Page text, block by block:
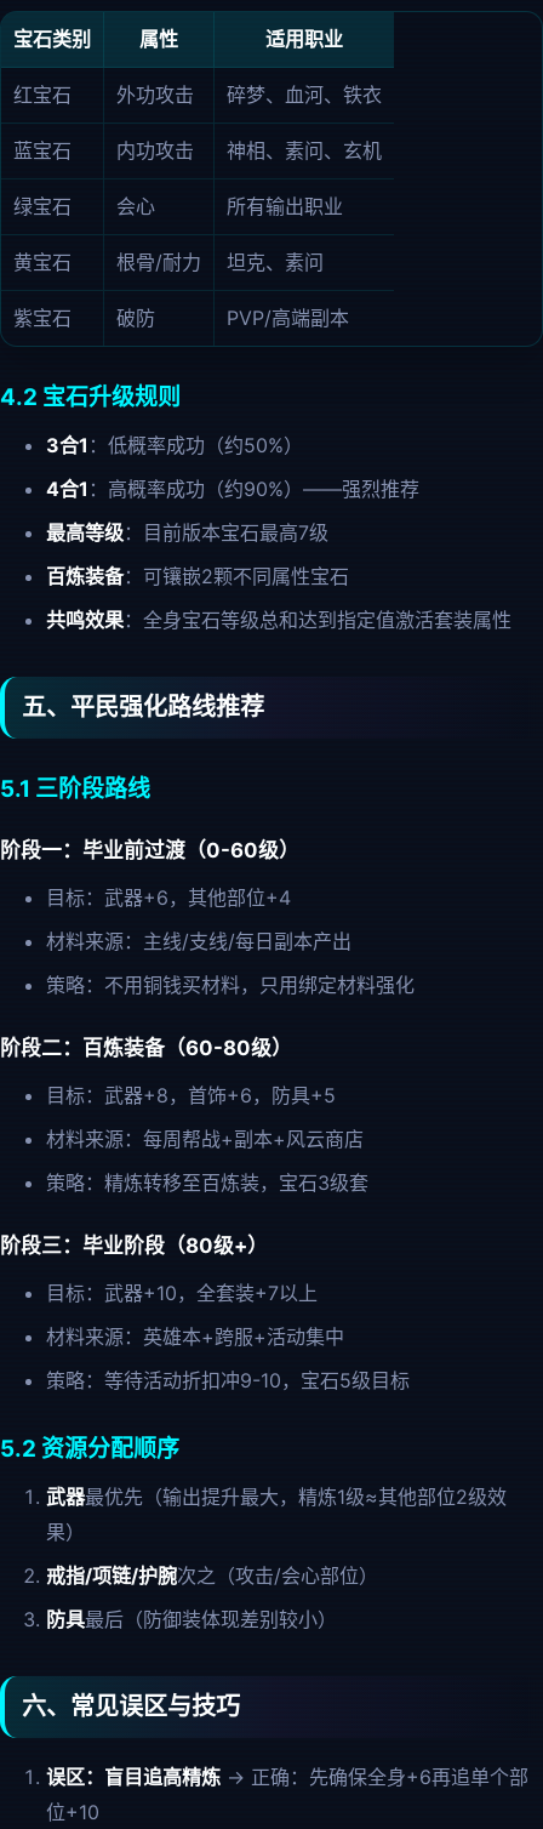
宝石类别 属性 适用职业
红宝石 外功攻击 碎梦、血河、铁衣
蓝宝石 内功攻击 神相、素问、玄机
绿宝石 会心 所有输出职业
黄宝石 根骨/耐力 坦克、素问
紫宝石 破防 PVP/高端副本
4.2 宝石升级规则
3合1 ：低概率成功（约50%）
4合1 ：高概率成功（约90%）——强烈推荐
最高等级：目前版本宝石最高7级
百炼装备：可镶嵌2颗不同属性宝石
共鸣效果：全身宝石等级总和达到指定值激活套装属性
五、平民强化路线推荐
5.1 三阶段路线
阶段一：毕业前过渡（0-60级）
目标：武器+6，其他部位+4
材料来源：主线/支线/每日副本产出
策略：不用铜钱买材料，只用绑定材料强化
阶段二：百炼装备（60-80级）
目标：武器+8，首饰+6，防具+5
材料来源：每周帮战+副本+风云商店
策略：精炼转移至百炼装，宝石3级套
阶段三：毕业阶段（80级+）
目标：武器+10，全套装+7以上
材料来源：英雄本+跨服+活动集中
策略：等待活动折扣冲9-10，宝石5级目标
5.2 资源分配顺序
武器最优先（输出提升最大，精炼1级≈其他部位2级效
果）
戒指/项链/护腕次之（攻击/会心部位）
防具最后（防御装体现差别较小）
六、常见误区与技巧
误区：盲目追高精炼→ 正确：先确保全身+6再追单个部
位+10